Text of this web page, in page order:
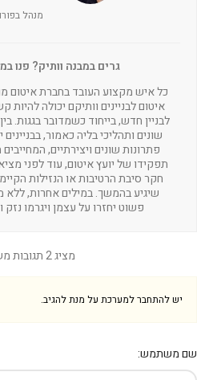
מנהל
גרים במבנה וותיק? פנו
כל איש מקצוע העובד בחברת איטום
איטום לבניינים וותיקם יכולה
לבניין חדש, בייחוד כשמדובר בגגות.
שונים ותהליכי בליה כאמור,
פתרונות שונים ויצירתיים,
תפקידו של יועץ איטום, עוד לפני
חקר סיבת הרטיבות או הנזילות
שיגיע בהמשך. במילים אחרות,
פשוט יחזרו על עצמן ויגרמו
מציג 2 תגובות משורשרות
יש להתחבר למערכת על מנת להגיב.
שם משתמש: